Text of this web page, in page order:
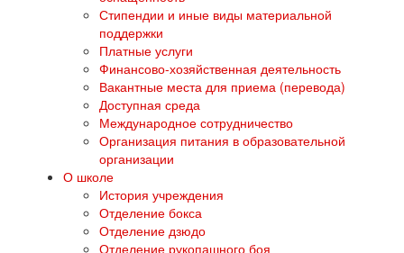
Стипендии и иные виды материальной
поддержки
Платные услуги
Финансово-хозяйственная деятельность
Вакантные места для приема (перевода)
Доступная среда
Международное сотрудничество
Организация питания в образовательной
организации
О школе
История учреждения
Отделение бокса
Отделение дзюдо
Отделение рукопашного боя